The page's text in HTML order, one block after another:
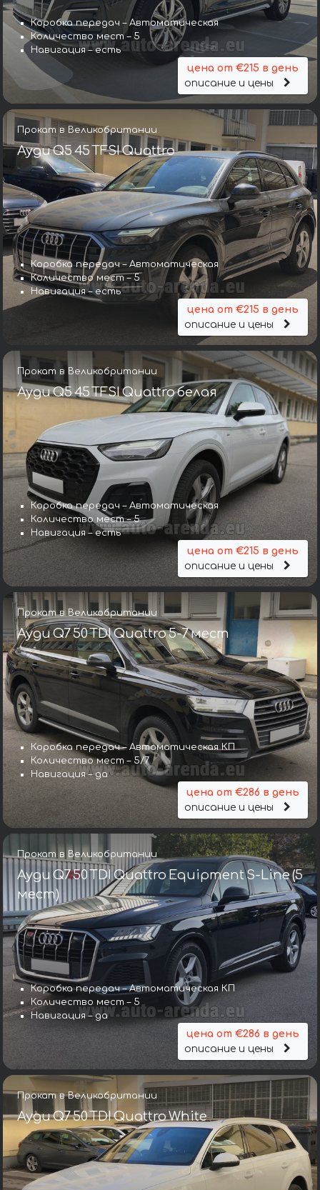
Коробка передач – Автоматическая
Количество мест – 5
Навигация – есть
цена от €215 в день
описание и цены
Прокат в Великобритании
Ауди Q5 45 TFSI Quattro
Коробка передач – Автоматическая
Количество мест – 5
Навигация – есть
цена от €215 в день
описание и цены
Прокат в Великобритании
Ауди Q5 45 TFSI Quattro белая
Коробка передач – Автоматическая
Количество мест – 5
Навигация – есть
цена от €215 в день
описание и цены
Прокат в Великобритании
Ауди Q7 50 TDI Quattro 5-7 мест
Коробка передач – Автоматическая КП
Количество мест – 5/7
Навигация – да
цена от €286 в день
описание и цены
Прокат в Великобритании
Ауди Q7 50 TDI Quattro Equipment S-Line (5
мест)
Коробка передач – Автоматическая КП
Количество мест – 5
Навигация – да
цена от €286 в день
описание и цены
Прокат в Великобритании
Ауди Q7 50 TDI Quattro White